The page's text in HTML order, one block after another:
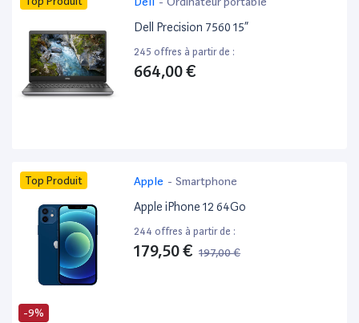
Dell Precision 7560 15”
245 offres à partir de :
664,00 €
-9%
Top Produit Apple - Smartphone
Apple iPhone 12 64Go
244 offres à partir de :
179,50 € 197,00 €